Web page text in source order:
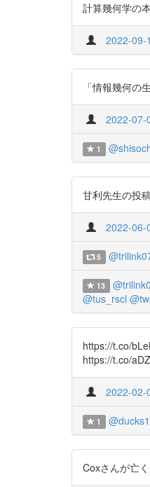
計算幾何学の
2022-09-
「情報幾何
2022-07-
1
甘利先生の投
2022-06-
5
13
@tus_rscl
https://t.co/
https://t.co/
2022-02-
1
Coxさんが亡